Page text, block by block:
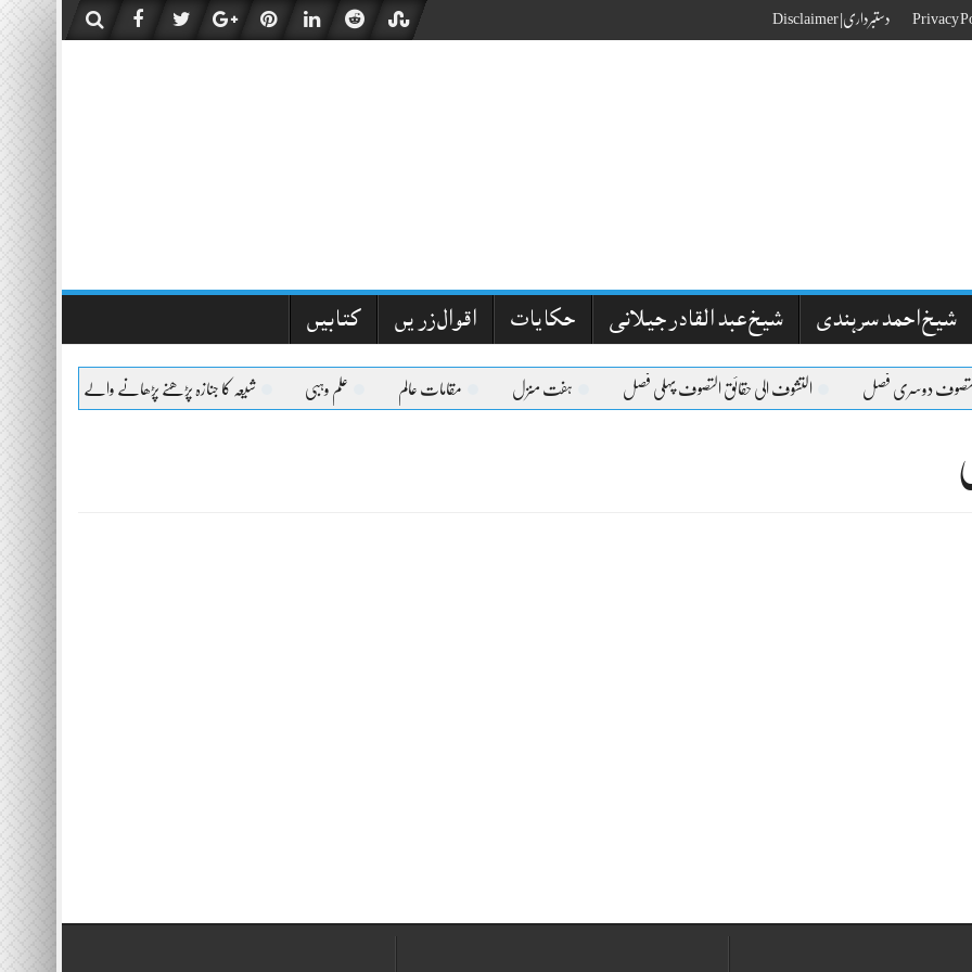
دستبرداری| Disclaimer
شیخ احمد سرہندی شیخ عبد القادر جیلانی حکایات اقوال زریں کتابیں
دوسری فصل التشوف الی حقائق التصوف پہلی فصل ہفت منزل مقامات عالم علم وہبی شیعہ کا جنازہ پڑھنے پڑھانے والےکیلئے اعلیٰحضرت کا